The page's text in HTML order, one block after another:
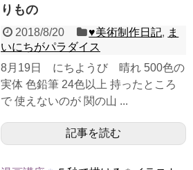
りもの
2018/8/20 ♥︎美術制作日記, ま
いにちがパラダイス
8月19日 にちようび 晴れ 500色の
実体 色鉛筆 24色以上 持ったところ
で 使えないのが 関の山 ...
記事を読む